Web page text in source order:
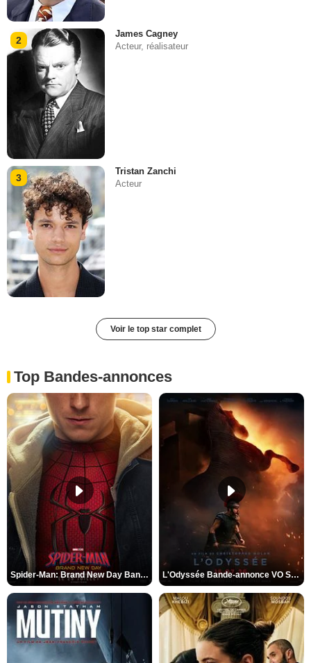
2
James Cagney
Acteur, réalisateur
3
Tristan Zanchi
Acteur
Voir le top star complet
Top Bandes-annonces
Spider-Man: Brand New Day Bande-annonce VO STFR L'Odyssée Bande-annonce VO STFR